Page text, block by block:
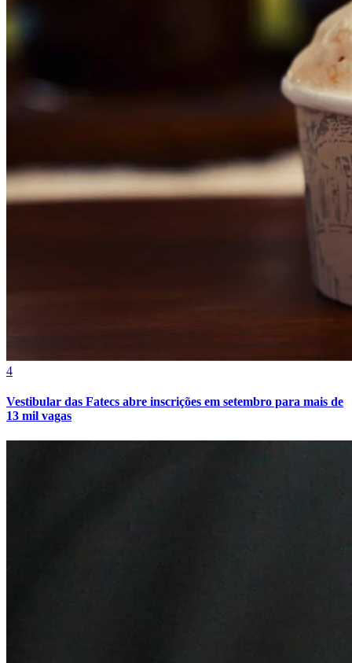
Fortaleza
4
Vestibular das Fatecs abre inscrições em setembro para mais de
13 mil vagas